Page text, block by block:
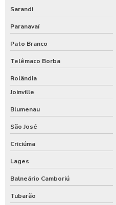
Sarandi
Paranavaí
Pato Branco
Telêmaco Borba
Rolândia
Joinville
Blumenau
São José
Criciúma
Lages
Balneário Camboriú
Tubarão